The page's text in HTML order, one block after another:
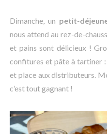
Dimanche, un petit-
nous attend au rez-de-
et pains sont délicieux !
confitures et pâte à tartiner
et place aux distributeurs.
c’est tout gagnant !